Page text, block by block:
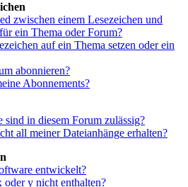
zwischen einem Lesezeichen und
ein Thema oder Forum?
auf ein Thema setzen oder ein
abonnieren?
Abonnements?
sind in diesem Forum zulässig?
all meiner Dateianhänge erhalten?
entwickelt?
y nicht enthalten?